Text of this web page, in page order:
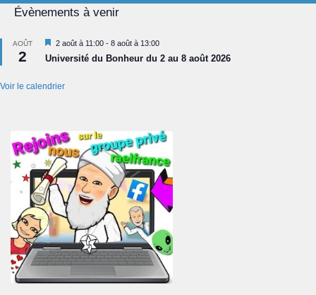
Évènements à venir
AOÛT
2
Mis
en
avant
2 août à 11:00 - 8 août à 13:00
Université du Bonheur du 2 au 8 août 2026
Voir le calendrier